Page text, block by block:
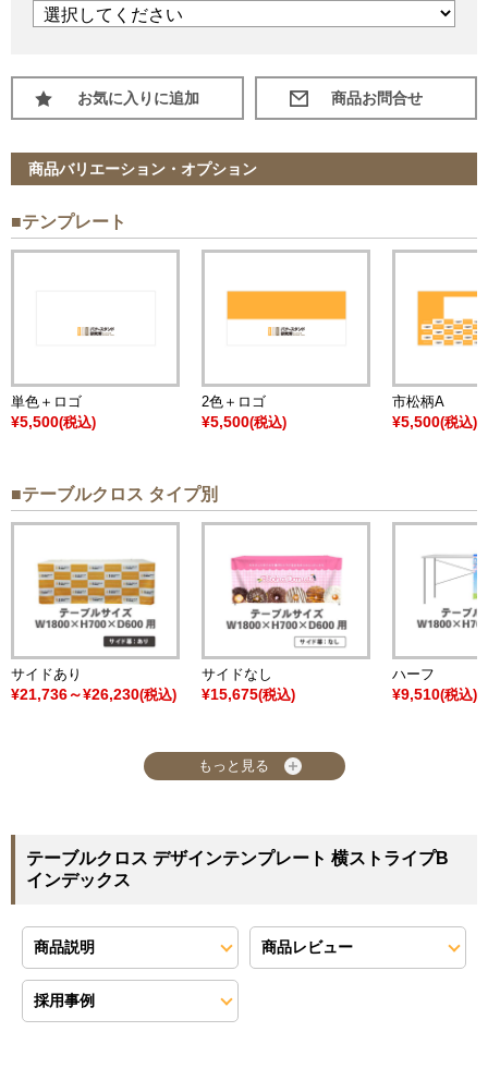
お気に入りに追加
商品バリエーション・オプション
■テンプレート
単色＋ロゴ
¥5,500(税込)
2色＋ロゴ
¥5,500(税込)
市松柄A
¥5,500(税込)
■テーブルクロス タイプ別
サイドあり
¥21,736～¥26,230(税込)
サイドなし
¥15,675(税込)
ハーフ
¥9,510(税込)
もっと見る
テーブルクロス デザインテンプレート 横ストライプB
インデックス
商品説明 商品レビュー
採用事例